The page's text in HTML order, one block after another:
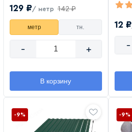
129 ₽/ метр 142 ₽
метр тн.
- +
В корзину
12 ₽
-
-9% -9%